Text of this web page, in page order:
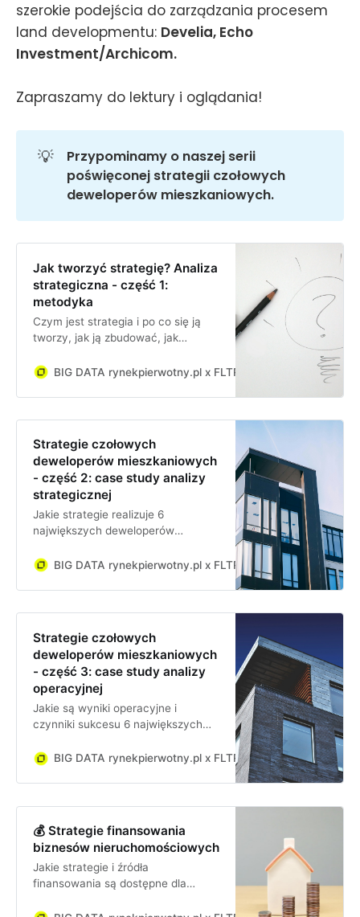
szerokie podejścia do zarządzania procesem
land developmentu: Develia, Echo
Investment/Archicom.
Zapraszamy do lektury i oglądania!
💡
Przypominamy o naszej serii
poświęconej strategii czołowych
deweloperów mieszkaniowych.
Jak tworzyć strategię? Analiza
strategiczna - część 1:
metodyka
Czym jest strategia i po co się ją
tworzy, jak ją zbudować, jak
BIG DATA rynekpierwotny.pl x FLTR
Jan Dziekoński
Strategie czołowych
deweloperów mieszkaniowych
- część 2: case study analizy
strategicznej
Jakie strategie realizuje 6
największych deweloperów
wpływają one na ich wyniki
BIG DATA rynekpierwotny.pl x FLTR Jan Dziekoński
Strategie czołowych
deweloperów mieszkaniowych
- część 3: case study analizy
operacyjnej
Jakie są wyniki operacyjne i
czynniki sukcesu 6 największych
Polsce i jak wpływają one na ich
BIG DATA rynekpierwotny.pl x FLTR Jan Dziekoński
💰 Strategie finansowania
biznesów nieruchomościowych
Jakie strategie i źródła
finansowania są dostępne dla